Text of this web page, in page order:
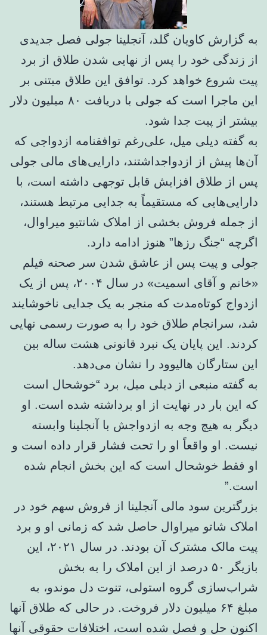
به گزارش کاویان گلد، آنجلینا جولی فصل جدیدی
از زندگی خود را پس از نهایی شدن طلاق از برد
پیت شروع خواهد کرد. توافق این طلاق مبتنی بر
این ماجرا است که جولی با دریافت ۸۰ میلیون دلار
بیشتر از پیت جدا شود.
به گفته دیلی میل، علی‌رغم توافقنامه ازدواجی که
آن‌ها پیش از ازدواجداشتند، دارایی‌های مالی جولی
پس از طلاق افزایش قابل توجهی داشته است، با
دارایی‌هایی که مستقیماً به جدایی مرتبط هستند،
از جمله فروش بخشی از املاک شانتیو میراوال،
اگرچه “جنگ رزها” هنوز ادامه دارد.
جولی و پیت پس از عاشق شدن سر صحنه فیلم
«خانم و آقای اسمیت» در سال ۲۰۰۴، پس از یک
ازدواج کوتاه‌مدت که منجر به یک جدایی ناخوشایند
شد، سرانجام طلاق خود را به صورت رسمی نهایی
کردند. این پایان یک نبرد قانونی هشت ساله بین
این ستارگان هالیوود را نشان می‌دهد.
به گفته منبعی از دیلی میل، برد “خوشحال است
که این بار در نهایت از او برداشته شده است. او
دیگر به هیچ وجه به ازدواجش با آنجلینا وابسته
نیست. او واقعاً او را تحت فشار قرار داده است و
او فقط خوشحال است که این بخش انجام شده
است.”
بزرگترین سود مالی آنجلینا از فروش سهم خود در
املاک شاتو میراوال حاصل شد که زمانی او و برد
پیت مالک مشترک آن بودند. در سال ۲۰۲۱، این
بازیگر ۵۰ درصد از این املاک را به بخش
شراب‌سازی گروه استولی، تنوت دل موندو، به
مبلغ ۶۴ میلیون دلار فروخت. در حالی که طلاق آنها
اکنون حل و فصل شده است، اختلافات حقوقی آنها